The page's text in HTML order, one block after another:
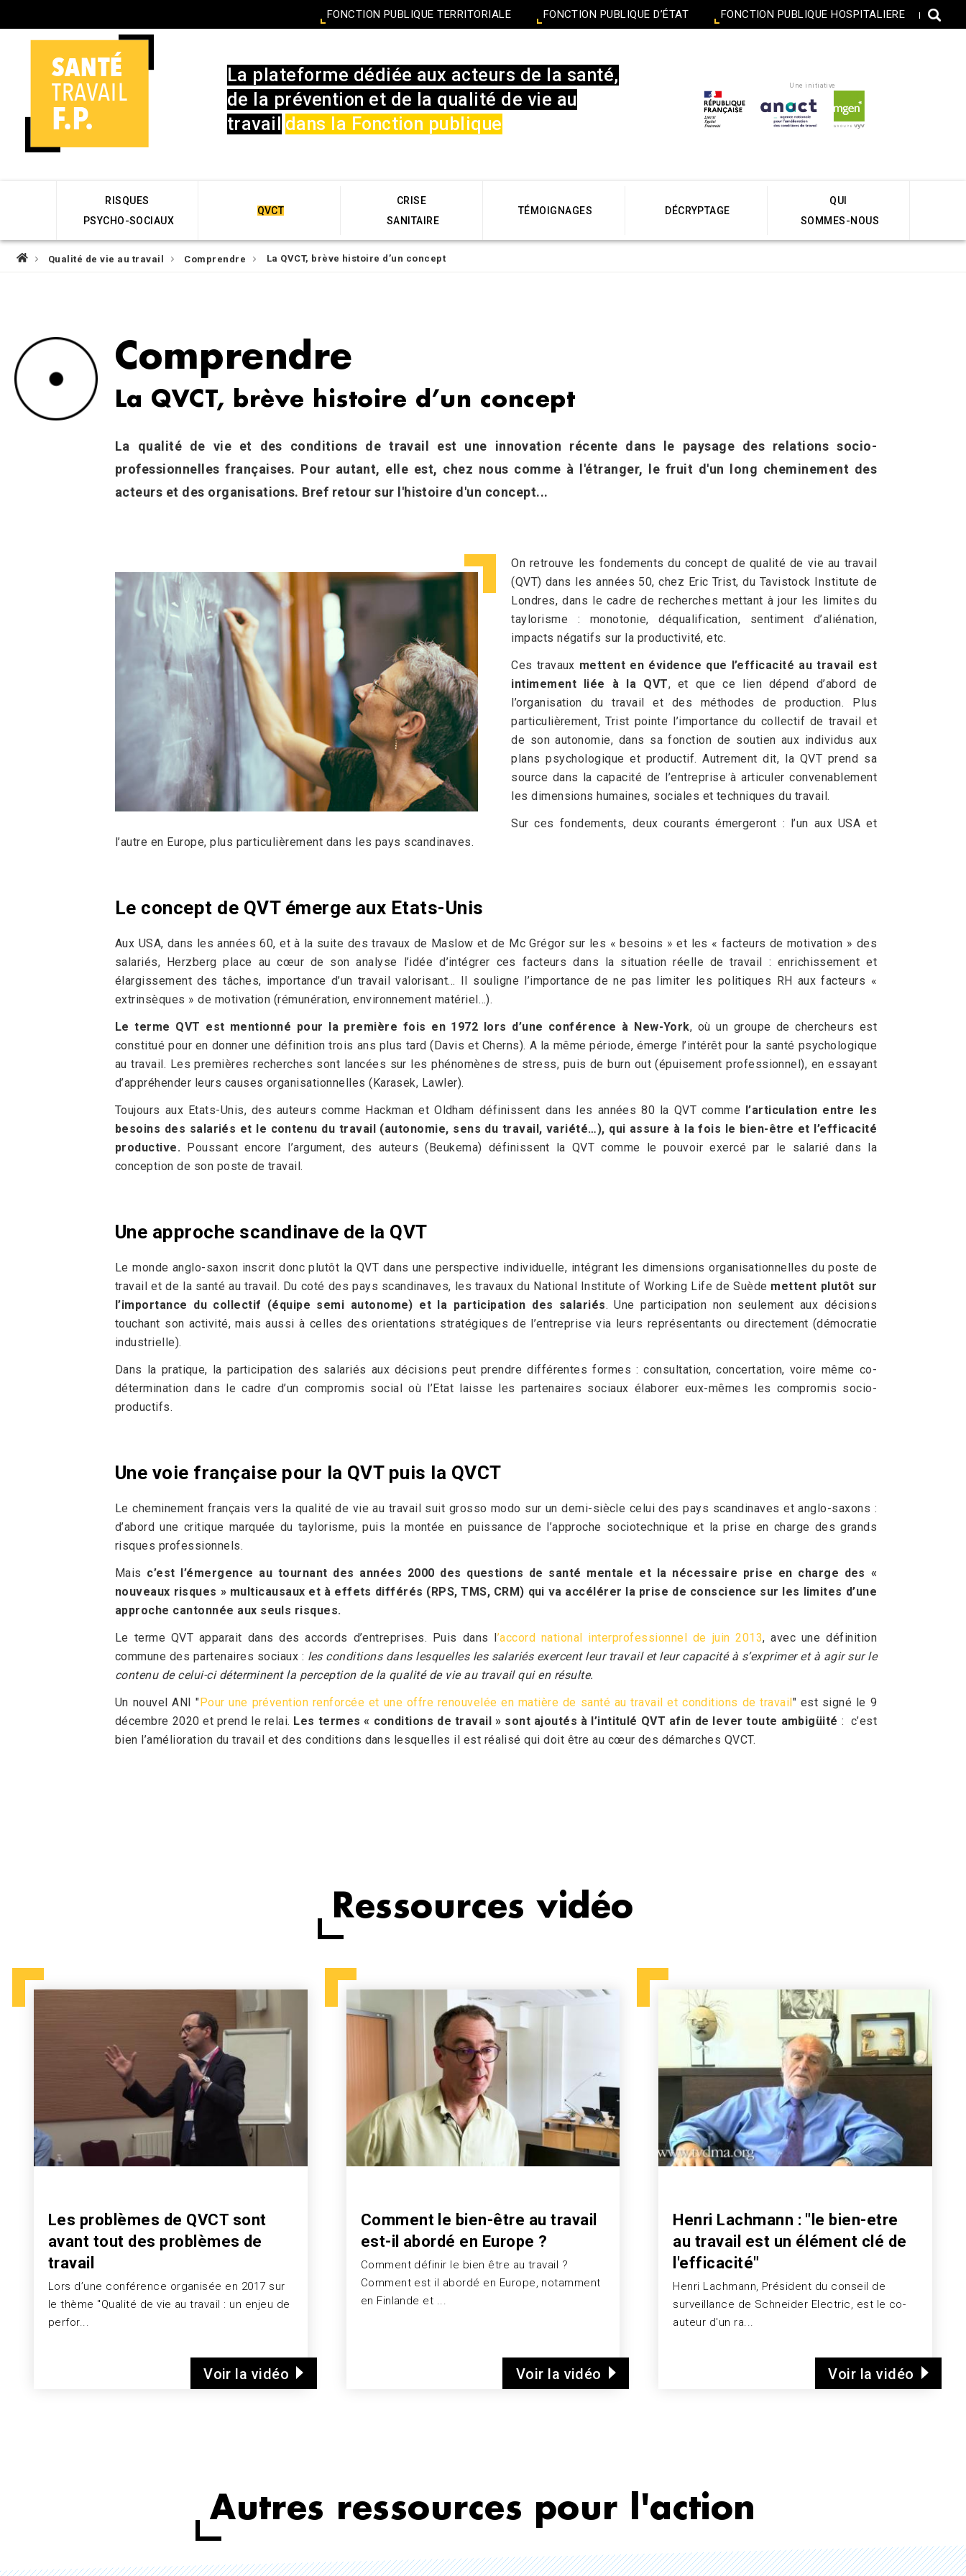
to
navigation
account
FONCTION PUBLIQUE TERRITORIALE FONCTION PUBLIQUE D’ÉTAT FONCTION PUBLIQUE HOSPITALIERE
La plateforme dédiée aux acteurs de la santé,
de la prévention et de la qualité de vie au
travail dans la Fonction publique
Une initiative
RISQUES
PSYCHO-SOCIAUX
QVCT
CRISE
SANITAIRE
TÉMOIGNAGES DÉCRYPTAGE
QUI
SOMMES-NOUS
Fil
Qualité de vie au travail Comprendre La QVCT, brève histoire d’un concept
Comprendre
La QVCT, brève histoire d’un concept
Chapô
La qualité de vie et des conditions de travail est une innovation récente dans le paysage des relations socio-
professionnelles françaises. Pour autant, elle est, chez nous comme à l'étranger, le fruit d'un long cheminement des
acteurs et des organisations. Bref retour sur l'histoire d'un concept...
On retrouve les fondements du concept de qualité de vie au travail
(QVT) dans les années 50, chez Eric Trist, du Tavistock Institute de
Londres, dans le cadre de recherches mettant à jour les limites du
taylorisme : monotonie, déqualification, sentiment d’aliénation,
impacts négatifs sur la productivité, etc.
Ces travaux mettent en évidence que l’efficacité au travail est
intimement liée à la QVT, et que ce lien dépend d’abord de
l’organisation du travail et des méthodes de production. Plus
particulièrement, Trist pointe l’importance du collectif de travail et
de son autonomie, dans sa fonction de soutien aux individus aux
plans psychologique et productif. Autrement dit, la QVT prend sa
source dans la capacité de l’entreprise à articuler convenablement
les dimensions humaines, sociales et techniques du travail.
Sur ces fondements, deux courants émergeront : l’un aux USA et
l’autre en Europe, plus particulièrement dans les pays scandinaves.
Le concept de QVT émerge aux Etats-Unis
Aux USA, dans les années 60, et à la suite des travaux de Maslow et de Mc Grégor sur les « besoins » et les « facteurs de motivation » des
salariés, Herzberg place au cœur de son analyse l’idée d’intégrer ces facteurs dans la situation réelle de travail : enrichissement et
élargissement des tâches, importance d’un travail valorisant… Il souligne l’importance de ne pas limiter les politiques RH aux facteurs «
extrinsèques » de motivation (rémunération, environnement matériel…).
Le terme QVT est mentionné pour la première fois en 1972 lors d’une conférence à New-York, où un groupe de chercheurs est
constitué pour en donner une définition trois ans plus tard (Davis et Cherns). A la même période, émerge l’intérêt pour la santé psychologique
au travail. Les premières recherches sont lancées sur les phénomènes de stress, puis de burn out (épuisement professionnel), en essayant
d’appréhender leurs causes organisationnelles (Karasek, Lawler).
Toujours aux Etats-Unis, des auteurs comme Hackman et Oldham définissent dans les années 80 la QVT comme l’articulation entre les
besoins des salariés et le contenu du travail (autonomie, sens du travail, variété…), qui assure à la fois le bien-être et l’efficacité
productive. Poussant encore l’argument, des auteurs (Beukema) définissent la QVT comme le pouvoir exercé par le salarié dans la
conception de son poste de travail.
Une approche scandinave de la QVT
Le monde anglo-saxon inscrit donc plutôt la QVT dans une perspective individuelle, intégrant les dimensions organisationnelles du poste de
travail et de la santé au travail. Du coté des pays scandinaves, les travaux du National Institute of Working Life de Suède mettent plutôt sur
l’importance du collectif (équipe semi autonome) et la participation des salariés. Une participation non seulement aux décisions
touchant son activité, mais aussi à celles des orientations stratégiques de l’entreprise via leurs représentants ou directement (démocratie
industrielle).
Dans la pratique, la participation des salariés aux décisions peut prendre différentes formes : consultation, concertation, voire même co-
détermination dans le cadre d’un compromis social où l’Etat laisse les partenaires sociaux élaborer eux-mêmes les compromis socio-
productifs.
Une voie française pour la QVT puis la QVCT
Le cheminement français vers la qualité de vie au travail suit grosso modo sur un demi-siècle celui des pays scandinaves et anglo-saxons :
d’abord une critique marquée du taylorisme, puis la montée en puissance de l’approche sociotechnique et la prise en charge des grands
risques professionnels.
Mais c’est l’émergence au tournant des années 2000 des questions de santé mentale et la nécessaire prise en charge des «
nouveaux risques » multicausaux et à effets différés (RPS, TMS, CRM) qui va accélérer la prise de conscience sur les limites d’une
approche cantonnée aux seuls risques.
Le terme QVT apparait dans des accords d’entreprises. Puis dans l’accord national interprofessionnel de juin 2013, avec une définition
commune des partenaires sociaux : les conditions dans lesquelles les salariés exercent leur travail et leur capacité à s’exprimer et à agir sur le
contenu de celui-ci déterminent la perception de la qualité de vie au travail qui en résulte.
Un nouvel ANI "Pour une prévention renforcée et une offre renouvelée en matière de santé au travail et conditions de travail" est signé le 9
décembre 2020 et prend le relai. Les termes « conditions de travail » sont ajoutés à l’intitulé QVT afin de lever toute ambigüité : c’est
bien l’amélioration du travail et des conditions dans lesquelles il est réalisé qui doit être au cœur des démarches QVCT.
Ressources vidéo
Les problèmes de QVCT sont
avant tout des problèmes de
travail
Lors d’une conférence organisée en 2017 sur
le thème "Qualité de vie au travail : un enjeu de
perfor...
Voir la vidéo
Comment le bien-être au travail
est-il abordé en Europe ?
Comment définir le bien être au travail ?
Comment est il abordé en Europe, notamment
en Finlande et ...
Voir la vidéo
Henri Lachmann : "le bien-etre
au travail est un élément clé de
l'efficacité"
Henri Lachmann, Président du conseil de
surveillance de Schneider Electric, est le co-
auteur d'un ra...
Voir la vidéo
Autres ressources pour l'action